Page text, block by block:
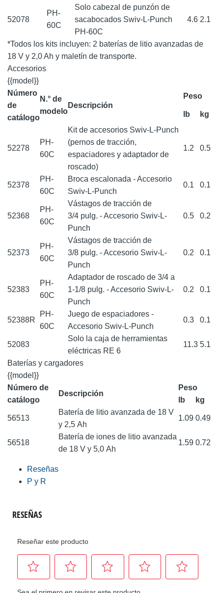
52078
PH-
60C
Solo cabezal de punzón de
sacabocados Swiv-L-Punch
PH-60C
4.6 2.1
*Todos los kits incluyen: 2 baterías de litio avanzadas de
18 V y 2,0 Ah y maletín de transporte.
Accesorios
{{model}}
Número
de
catálogo
N.° de
modelo
Descripción
Peso
lb kg
52278
PH-
60C
Kit de accesorios Swiv-L-Punch
(pernos de tracción,
espaciadores y adaptador de
roscado)
1.2 0.5
52378
PH-
60C
Broca escalonada - Accesorio
Swiv-L-Punch
0.1 0.1
52368
PH-
60C
Vástagos de tracción de
3/4 pulg. - Accesorio Swiv-L-
Punch
0.5 0.2
52373
PH-
60C
Vástagos de tracción de
3/8 pulg. - Accesorio Swiv-L-
Punch
0.2 0.1
52383
PH-
60C
Adaptador de roscado de 3/4 a
1-1/8 pulg. - Accesorio Swiv-L-
Punch
0.2 0.1
52388R
PH-
60C
Juego de espaciadores -
Accesorio Swiv-L-Punch
0.3 0.1
52083
Solo la caja de herramientas
eléctricas RE 6
11.3 5.1
Baterías y cargadores
{{model}}
Número de
catálogo
Descripción
Peso
lb
kg
56513
Batería de litio avanzada de 18 V
y 2,5 Ah
1.09 0.49
56518
Batería de iones de litio avanzada
de 18 V y 5,0 Ah
1.59 0.72
Reseñas
P y R